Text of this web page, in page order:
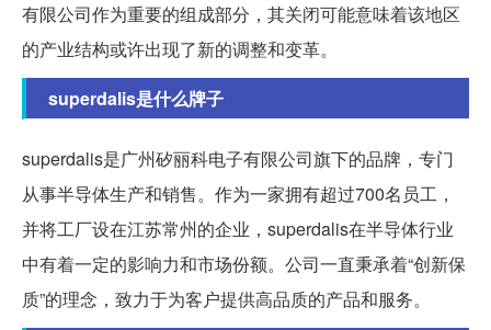
有限公司作为重要的组成部分，其关闭可能意味着该地区
的产业结构或许出现了新的调整和变革。
superdalis是什么牌子
superdalis是广州矽丽科电子有限公司旗下的品牌，专门
从事半导体生产和销售。作为一家拥有超过700名员工，
并将工厂设在江苏常州的企业，superdalis在半导体行业
中有着一定的影响力和市场份额。公司一直秉承着“创新保
质”的理念，致力于为客户提供高品质的产品和服务。